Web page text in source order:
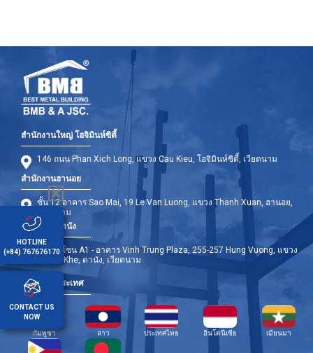
สำนักงานใหญ่ โฮจิมินห์ซิตี้
146 ถนน Phan Xich Long, แขวง Cau Kieu, โฮจิมินห์ซิตี้, เวียดนาม
สำนักงานฮานอย
ชั้น 12 อาคาร Sao Mai, 19 Le Van Luong, แขวง Thanh Xuan, ฮานอย,
เวียดนาม
สำนักงานดานัง
ชั้น 9 - โซน A1 - อาคาร Vinh Trung Plaza, 255-257 Hung Vuong, แขวง
Thanh Khe, ดานัง, เวียดนาม
สาขาต่างประเทศ
กัมพูชา ลาว ประเทศไทย อินโดนีเซีย เมียนมา
HOTLINE
(+84) 767676170
CONTACT US
NOW